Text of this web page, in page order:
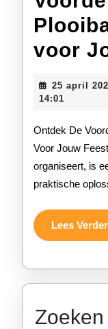
voor
25 april
14:01
Ontdek De Voordelen Van Een Plooibare Partytent
Voor Jouw
organiseert, is
praktische
Lees Verder
Zoeken